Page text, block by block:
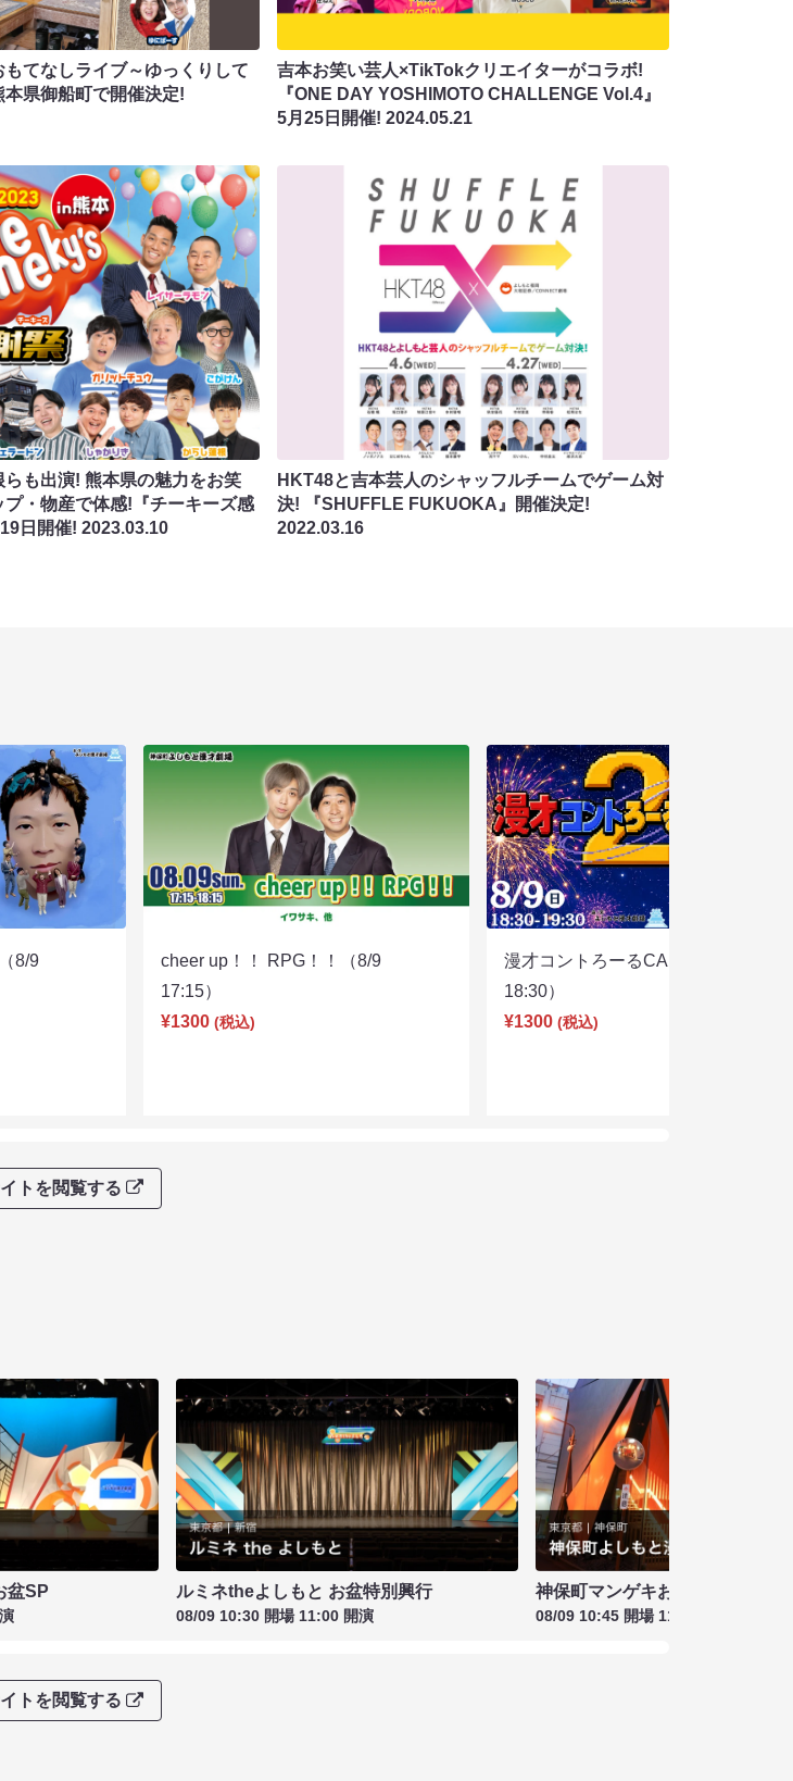
もてなしライブ～ゆっくりして
県御船町で開催決定!
吉本お笑い芸人×TikTokクリエイターがコラボ!
『ONE DAY YOSHIMOTO CHALLENGE Vol.4』
5月25日開催! 2024.05.21
らも出演! 熊本県の魅力をお笑
プ・物産で体感!『チーキーズ感
日開催!2023.03.10
HKT48と吉本芸人のシャッフルチームでゲーム対
決! 『SHUFFLE FUKUOKA』開催決定!
2022.03.16
（8/9
cheer up！！ RPG！！（8/9
17:15）
¥1300 (税込)
漫才コントろーるCAKE2（8/9
18:30）
¥1300 (税込)
トを閲覧する
盆SP ルミネtheよしもと お盆特別興行
08/09 10:30 開場 11:00 開演
神保町マンゲキお笑いライブ お
08/09 10:45 開場 11:00 開演
トを閲覧する